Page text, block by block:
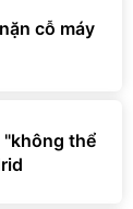
cỗ máy
"không thể